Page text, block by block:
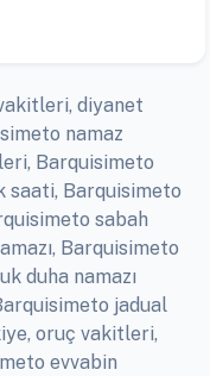
diyanet
namaz
Barquisimeto
Barquisimeto
sabah
Barquisimeto
duha namazı
jadual
oruç vakitleri,
evvabin